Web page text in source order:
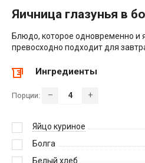
Яичница глазунья в
Блюдо, которое одновременно и
превосходно подходит для
Ингредиенты
Порции: – +
Яйцо куриное
Болга
Белый хлеб